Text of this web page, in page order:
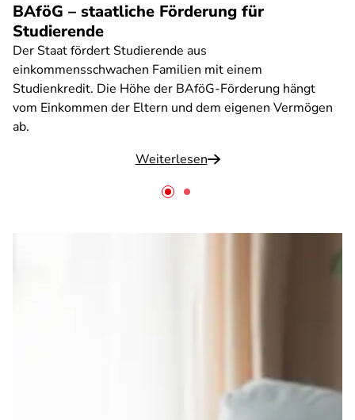
BAföG – staatliche Förderung für
Studierende
Der Staat fördert Studierende aus
einkommensschwachen Familien mit einem
Studienkredit. Die Höhe der BAföG-Förderung hängt
vom Einkommen der Eltern und dem eigenen Vermögen
ab.
Weiterlesen